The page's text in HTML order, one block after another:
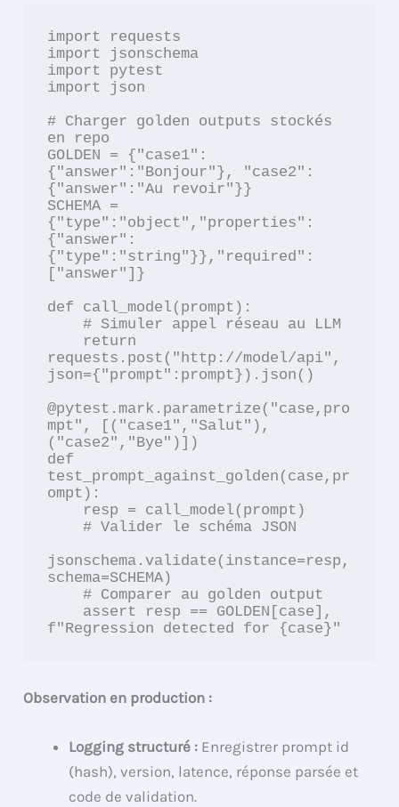
import requests
import jsonschema
import pytest
import json
# Charger golden outputs stockés
en repo
GOLDEN = {"case1":
{"answer":"Bonjour"}, "case2":
{"answer":"Au revoir"}}
SCHEMA =
{"type":"object","properties":
{"answer":
{"type":"string"}},"required":
["answer"]}
def call_model(prompt):
    # Simuler appel réseau au LLM
requests.post("http://model/api",
json={"prompt":prompt}).json()
@pytest.mark.parametrize("case,pro
mpt", [("case1","Salut"),
("case2","Bye")])
def
test_prompt_against_golden(case,pr
ompt):
    # Valider le schéma JSON
jsonschema.validate(instance=resp,
schema=SCHEMA)
    # Comparer au golden output
f"Regression detected for {case}"
Observation en production :
Logging structuré : Enregistrer prompt id
(hash), version, latence, réponse parsée et
code de validation.